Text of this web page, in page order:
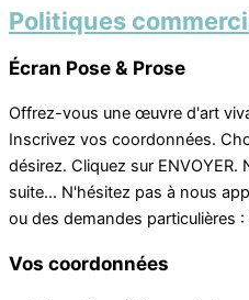
Politiques
Écran Pose & Prose
Offrez-vous une œuvre d'art
Inscrivez vos coordonnées.
désirez. Cliquez sur
suite... N'hésitez pas à nous
ou des demandes particulières
Vos coordonnées